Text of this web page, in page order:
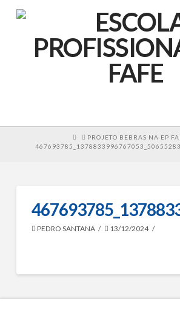
HOMEPROJETO BEBRAS NA EP
PEDRO SANTANA 13/12/2024